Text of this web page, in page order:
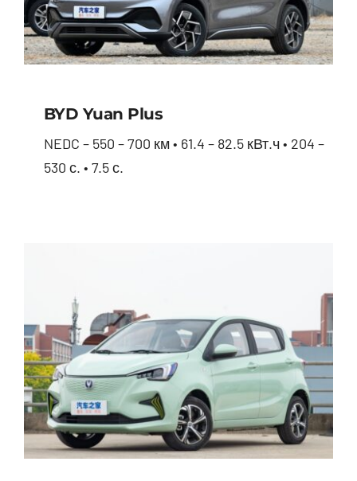
BYD Yuan Plus
NEDC – 550 – 700 км • 61.4 – 82.5 кВт.ч • 204 –
530 с. • 7.5 с.